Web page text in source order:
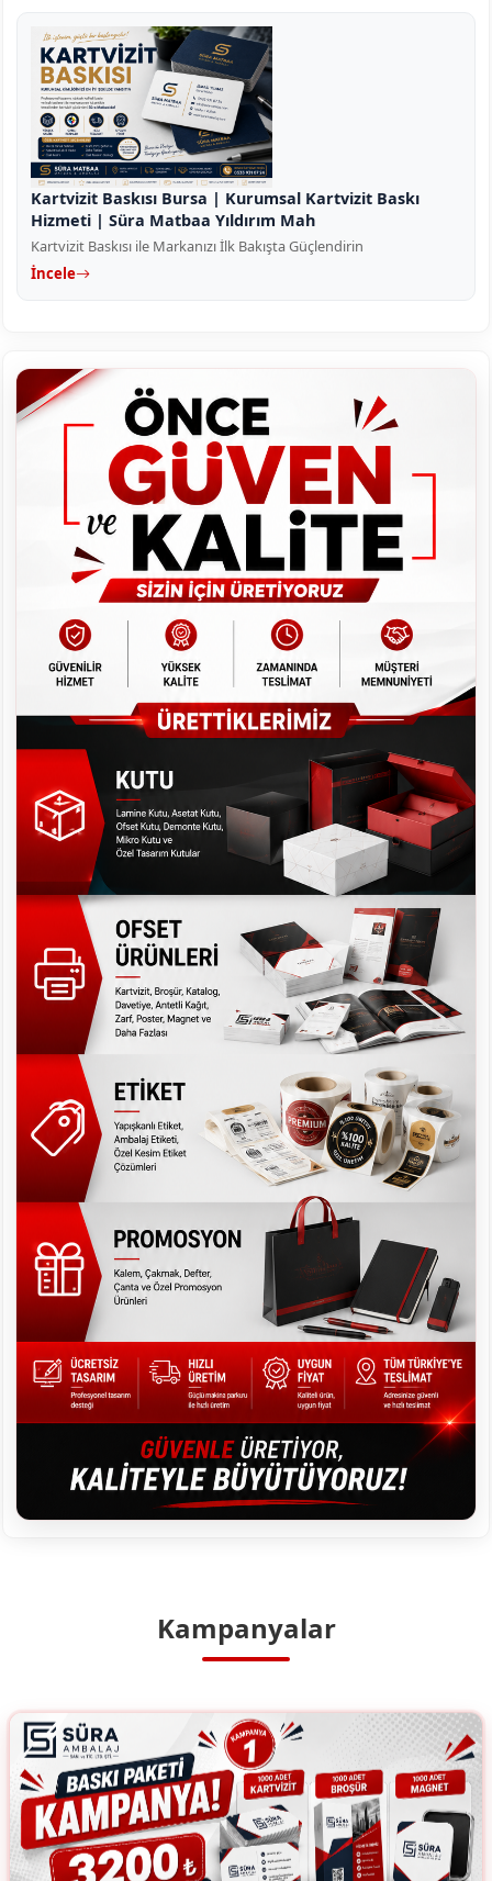
Kartvizit Baskısı Bursa | Kurumsal Kartvizit Baskı
Hizmeti | Süra Matbaa Yıldırım Mah
Kartvizit Baskısı ile Markanızı İlk Bakışta Güçlendirin
İncele
Kampanyalar